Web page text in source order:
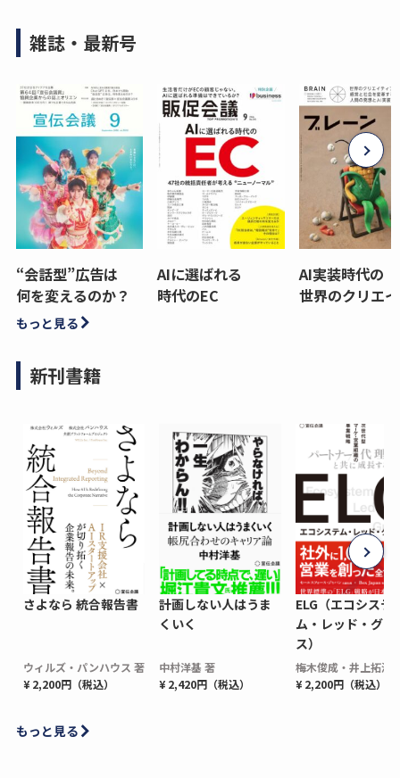
雑誌・最新号
“会話型”広告は
何を変えるのか？
AIに選ばれる
時代のEC
AI実装時代の
世界のクリエ
もっと見る
新刊書籍
さよなら 統合報告書
ウィルズ・パンハウス 著
¥ 2,200円（税込）
計画しない人はうま
くいく
中村洋基 著
¥ 2,420円（税込）
ELG（エコシステ
ム・レッド・グロ
ス）
梅木俊成・井上拓海
¥ 2,200円（税込）
もっと見る